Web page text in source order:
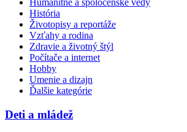
História
Životopisy a reportáže
Vzťahy a rodina
Zdravie a životný štýl
Počítače a internet
Hobby
Umenie a dizajn
Ďalšie kategórie
Deti a mládež